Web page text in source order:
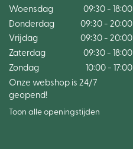
Woensdag
09:30 - 18:00
Donderdag
09:30 - 20:00
Vrijdag
09:30 - 20:00
Zaterdag
09:30 - 18:00
Zondag
10:00 - 17:00
Onze webshop is 24/7
geopend!
Toon alle openingstijden